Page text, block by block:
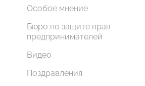
Особое мнение
Бюро по защите прав
предпринимателей
Видео
Поздравления